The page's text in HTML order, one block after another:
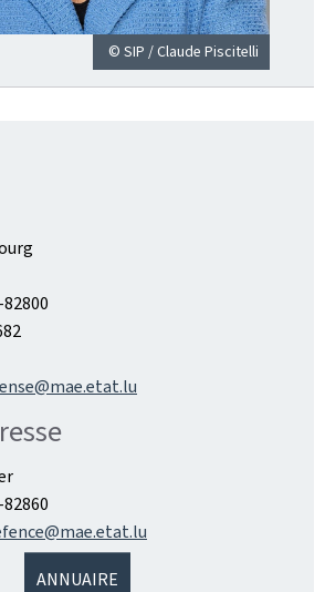
© SIP / Claude Piscitelli
ANNUAIRE